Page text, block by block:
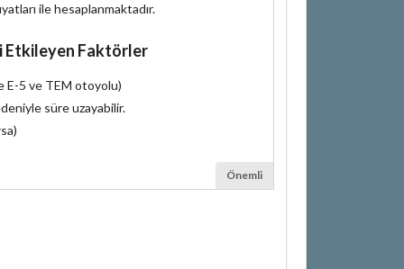
ile hesaplanmaktadır.
Etkileyen Faktörler
E-5 ve TEM otoyolu)
süre uzayabilir.
Önemli